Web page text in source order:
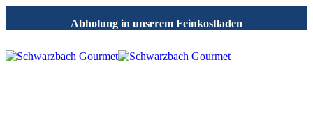
Abholung in unserem Feinkostladen